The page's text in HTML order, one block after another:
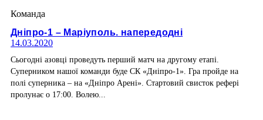
Команда
Дніпро-1 – Маріуполь. напередодні
14.03.2020
Сьогодні азовці проведуть перший матч на другому етапі.
Суперником нашої команди буде СК «Дніпро-1». Гра пройде на
полі суперника – на «Дніпро Арені». Стартовий свисток рефері
пролунає о 17:00. Волею...